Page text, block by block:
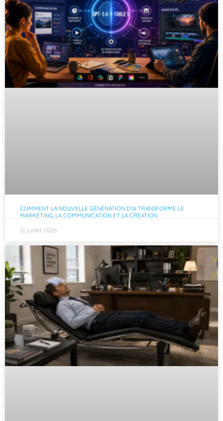
COMMENT LA NOUVELLE GÉNÉRATION D’IA TRANSFORME LE
MARKETING, LA COMMUNICATION ET LA CRÉATION
12 juillet 2026